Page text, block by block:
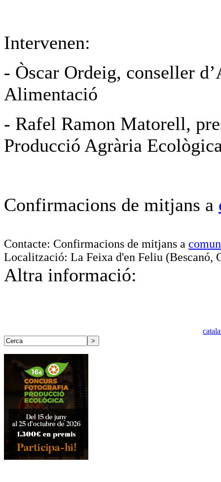
Intervenen:
- Òscar Ordeig, conseller
Alimentació
- Rafel Ramon Matorell,
Producció Agrària
Confirmacions de mitjans a
Contacte: Confirmacions de mitjans a
Localització: La Feixa d'en Feliu (Bescanó,
Altra informació: